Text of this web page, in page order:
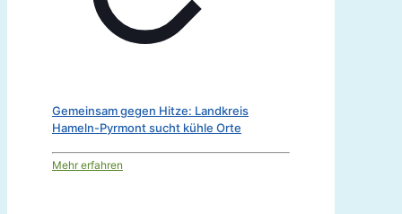
Gemeinsam gegen Hitze: Landkreis
Hameln-Pyrmont sucht kühle Orte
Mehr erfahren